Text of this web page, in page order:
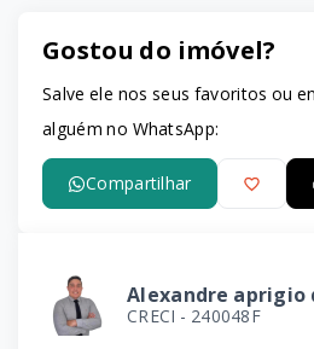
Gostou do imóvel?
Salve ele nos seus favoritos ou
alguém no WhatsApp:
Compartilhar
Alexandre aprigio
CRECI - 240048F